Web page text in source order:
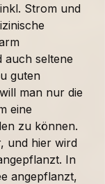
Strom und
auch seltene
guten
man nur die
eine
zu können.
und hier wird
In
angepflanzt,